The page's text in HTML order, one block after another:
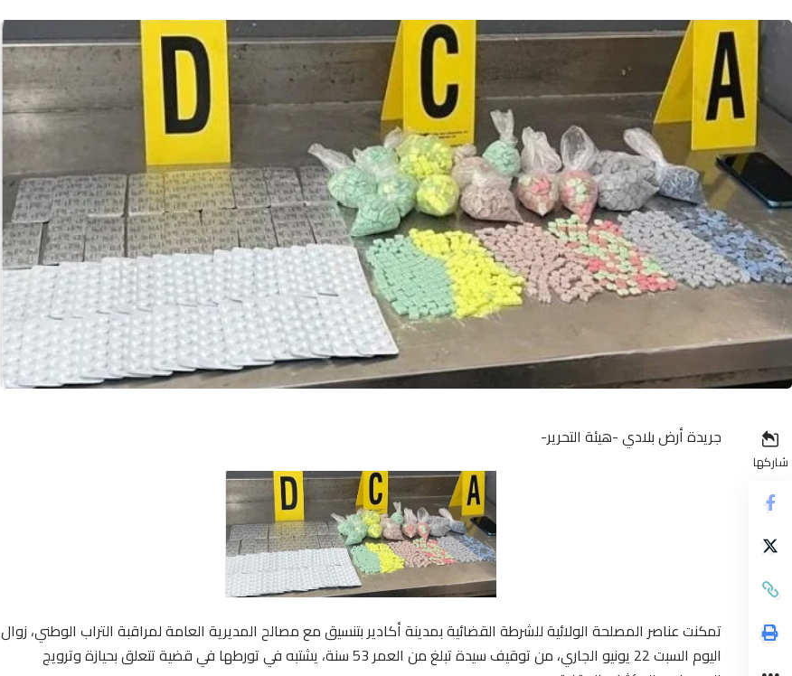
شاركها
جريدة أرض بلادي -هيئة التحرير-
تمكنت عناصر المصلحة الولائية للشرطة القضائية بمدينة أكادير بتنسيق مع مصالح المديرية العامة لمراقبة التراب الوطني، زوال
اليوم السبت 22 يونيو الجاري، من توقيف سيدة تبلغ من العمر 53 سنة، يشتبه في تورطها في قضية تتعلق بحيازة وترويج